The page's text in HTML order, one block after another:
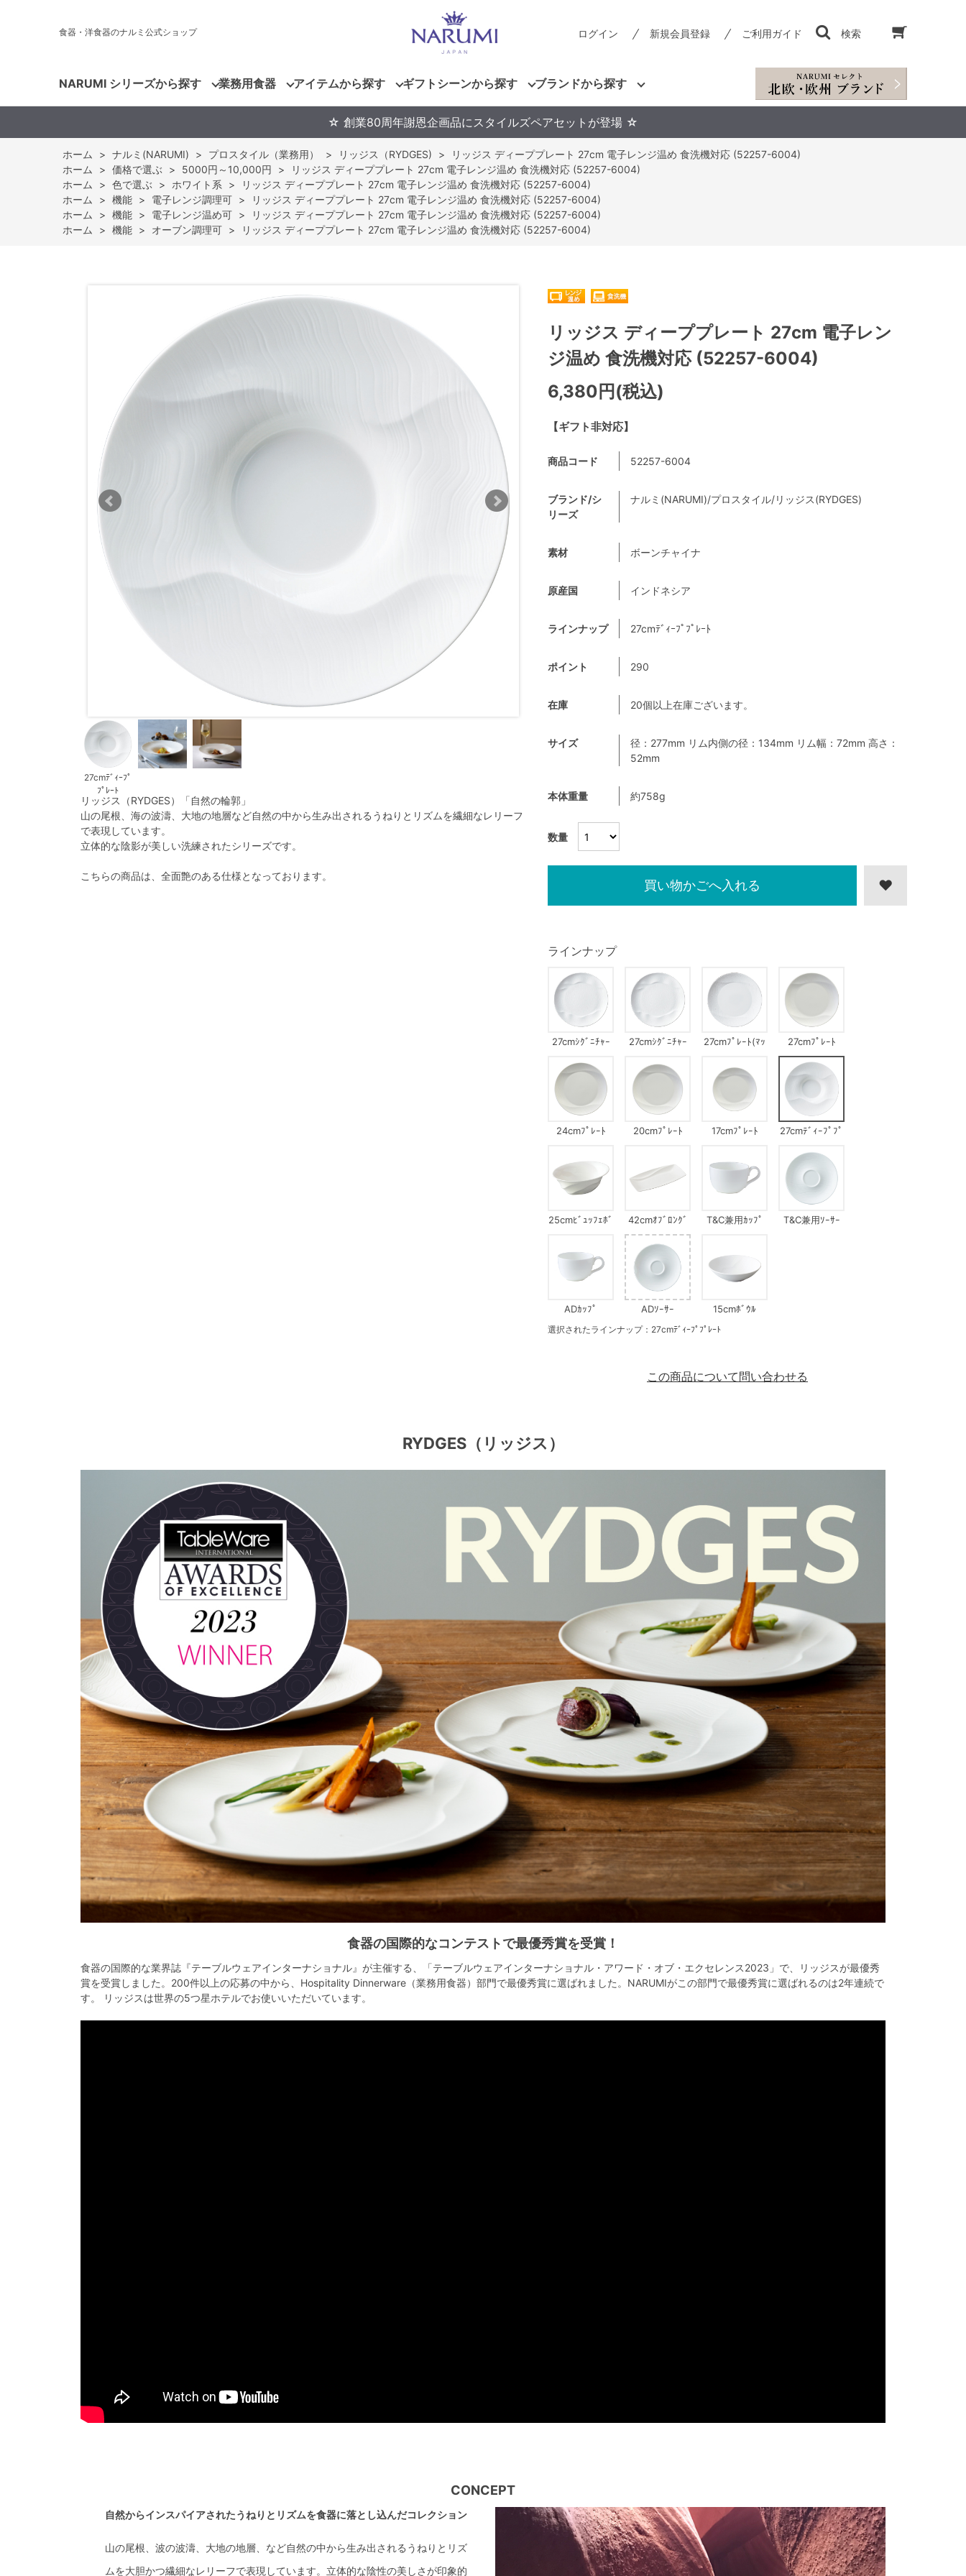
食器・洋食器のナルミ公式ショップ ログイン 新規会員登録 ご利用ガイド 検索
NARUMI シリーズから探す 業務用食器 アイテムから探す ギフトシーンから探す ブランドから探す
☆ 創業80周年謝恩企画品にスタイルズペアセットが登場 ☆
ホーム > ナルミ(NARUMI) > プロスタイル（業務用） > リッジス（RYDGES) >
リッジス ディーププレート 27cm 電子レンジ温め 食洗機対応 (52257-6004)
ホーム
> 価格で選ぶ > 5000円～10,000円 >
リッジス ディーププレート 27cm 電子レンジ温め 食洗機対応 (52257-6004)
ホーム
> 色で選ぶ > ホワイト系 >
リッジス ディーププレート 27cm 電子レンジ温め 食洗機対応 (52257-6004)
ホーム
> 機能 > 電子レンジ調理可 >
リッジス ディーププレート 27cm 電子レンジ温め 食洗機対応 (52257-6004)
ホーム
> 機能 > 電子レンジ温め可 >
リッジス ディーププレート 27cm 電子レンジ温め 食洗機対応 (52257-6004)
ホーム
> 機能 > オーブン調理可 > リッジス ディーププレート 27cm 電子レンジ温め 食洗機対応 (52257-6004)
27cmﾃﾞｨｰﾌﾟ
ﾌﾟﾚｰﾄ
リッジス（RYDGES）「自然の輪郭」
山の尾根、海の波濤、大地の地層など自然の中から生み出されるうねりとリズムを繊細なレリーフ
で表現しています。
立体的な陰影が美しい洗練されたシリーズです。
こちらの商品は、全面艶のある仕様となっております。
【ギフト非対応】
リッジス ディーププレート 27cm 電子レン
ジ温め 食洗機対応 (52257-6004)
6,380円(税込)
数量
商品コード 52257-6004
ブランド/シ
リーズ
ナルミ(NARUMI)/プロスタイル/リッジス(RYDGES)
素材 ボーンチャイナ
原産国 インドネシア
ラインナップ 27cmﾃﾞｨｰﾌﾟﾌﾟﾚｰﾄ
ポイント 290
在庫 20個以上在庫ございます。
サイズ
径：277mm リム内側の径：134mm リム幅：72mm 高さ：
52mm
本体重量 約758g
ラインナップ
27cmｼｸﾞﾆﾁｬｰ
ﾝ)
27cmｼｸﾞﾆﾁｬｰ
27cmﾌﾟﾚｰﾄ(ﾏｯ
27cmﾌﾟﾚｰﾄ
24cmﾌﾟﾚｰﾄ 20cmﾌﾟﾚｰﾄ 17cmﾌﾟﾚｰﾄ
27cmﾃﾞｨｰﾌﾟﾌﾟ
25cmﾋﾞｭｯﾌｪﾎﾞ
42cmｵﾌﾞﾛﾝｸﾞ
ﾎﾞｳﾙ
T&C兼用ｶｯﾌﾟ T&C兼用ｿｰｻｰ
ADｶｯﾌﾟ ADｿｰｻｰ 15cmﾎﾞｳﾙ
選択されたラインナップ：27cmﾃﾞｨｰﾌﾟﾌﾟﾚｰﾄ
買い物かごへ入れる
この商品について問い合わせる
RYDGES（リッジス）
食器の国際的なコンテストで最優秀賞を受賞！
食器の国際的な業界誌『テーブルウェアインターナショナル』が主催する、「テーブルウェアインターナショナル・アワード・オブ・エクセレンス2023」で、リッジスが最優秀
賞を受賞しました。200件以上の応募の中から、Hospitality Dinnerware（業務用食器）部門で最優秀賞に選ばれました。NARUMIがこの部門で最優秀賞に選ばれるのは2年連続で
す。 リッジスは世界の5つ星ホテルでお使いいただいています。
CONCEPT
自然からインスパイアされたうねりとリズムを食器に落とし込んだコレクション
山の尾根、波の波濤、大地の地層、など自然の中から生み出されるうねりとリズ
ムを大胆かつ繊細なレリーフで表現しています。立体的な陰性の美しさが印象的